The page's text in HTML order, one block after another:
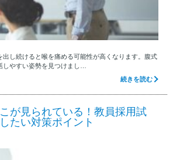
出し続けると喉を痛める可能性が高くなります。腹式
しやすい姿勢を見つけまし…
続きを読む
が見られている！教員採用試
たい対策ポイント